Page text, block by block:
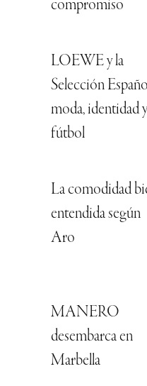
compromiso
LOEWE y la
Selección
moda, identidad y
fútbol
La comodidad
entendida según
Aro
MANERO
desembarca en
Marbella